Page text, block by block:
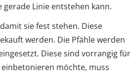
Linie entstehen kann.
sie fest stehen. Diese
werden. Die Pfähle werden
Diese sind vorrangig für
möchte, muss